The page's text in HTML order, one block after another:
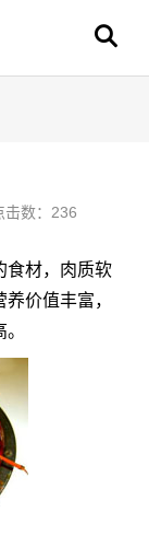
击数：236
食材，肉质软
价值丰富，